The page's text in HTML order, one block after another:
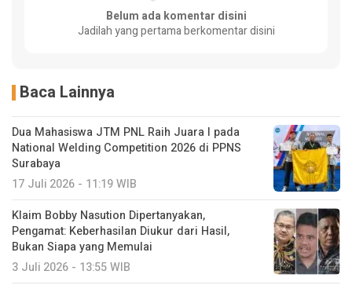
Belum ada komentar disini
Jadilah yang pertama berkomentar disini
Baca Lainnya
Dua Mahasiswa JTM PNL Raih Juara I pada
National Welding Competition 2026 di PPNS
Surabaya
17 Juli 2026 - 11:19 WIB
Klaim Bobby Nasution Dipertanyakan,
Pengamat: Keberhasilan Diukur dari Hasil,
Bukan Siapa yang Memulai
3 Juli 2026 - 13:55 WIB